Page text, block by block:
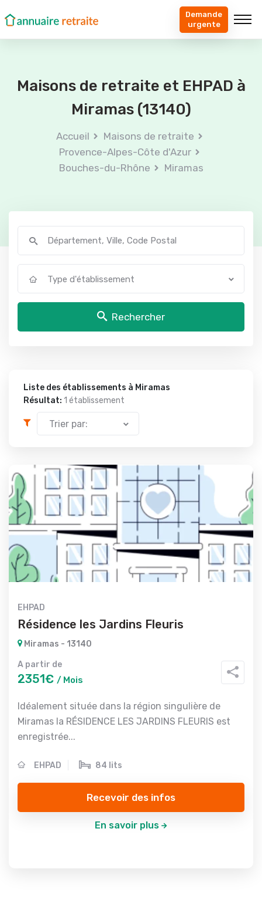
Demande
urgente
Maisons de retraite et EHPAD à
Miramas (13140)
Accueil
Maisons de retraite
Provence-Alpes-Côte d'Azur
Bouches-du-Rhône
Miramas
Type d'établissement
Rechercher
Liste des établissements à Miramas
Résultat: 1 établissement
Trier par:
EHPAD
Résidence les Jardins Fleuris
Miramas - 13140
A partir de
2351€ / Mois
Idéalement située dans la région singulière de
Miramas la RÉSIDENCE LES JARDINS FLEURIS est
enregistrée...
EHPAD 84 lits
Recevoir des infos
En savoir plus